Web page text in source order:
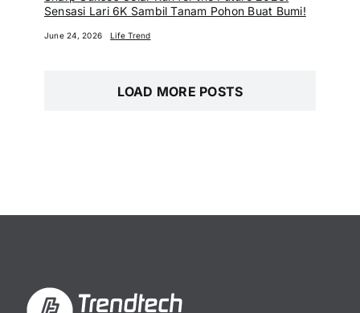
Sensasi Lari 6K Sambil Tanam Pohon Buat Bumi!
June 24, 2026 Life Trend
LOAD MORE POSTS